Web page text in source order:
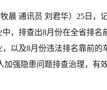
晨 通讯员 刘君华）25日，
，排查出8月份在全省排名
以及8月份违法排名靠前的
强隐患问题排查治理，有